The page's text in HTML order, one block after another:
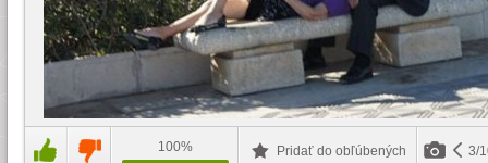
100% Pridať do obľúbených 3/